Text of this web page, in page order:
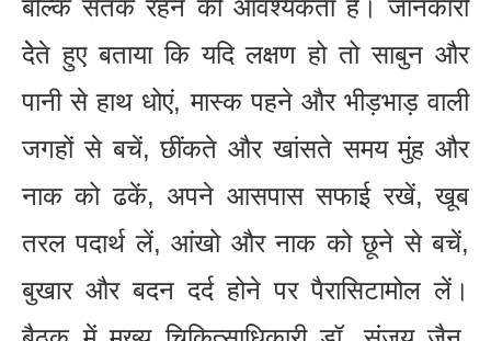
बल्कि सतर्क रहने की आवश्यकता है। जानकारी
देेते हुए बताया कि यदि लक्षण हो तो साबुन और
पानी से हाथ धोएं, मास्क पहने और भीड़भाड़ वाली
जगहों से बचें, छींकते और खांसते समय मुंह और
नाक को ढकें, अपने आसपास सफाई रखें, खूब
तरल पदार्थ लें, आंखो और नाक को छूने से बचें,
बुखार और बदन दर्द होने पर पैरासिटामोल लें।